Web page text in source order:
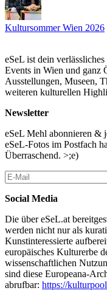
Kultursommer Wien 2026
eSeL ist dein
Events in Wien und ganz
Ausstellungen, Museen,
weiteren kulturellen
Newsletter
eSeL Mehl abonnieren &
eSeL-Fotos im Postfach
Überraschend. >;e)
Social Media
Die über eSeL.at
werden nicht nur als
Kunstinteressierte
europäisches Kulturerbe
wissenschaftlichen
sind diese Europeana-
abrufbar: https://